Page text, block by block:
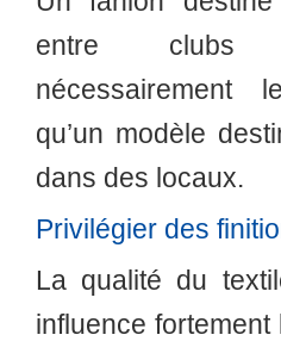
entre clubs
nécessairement
qu’un modèle
dans des locaux.
Privilégier des
La qualité du
influence